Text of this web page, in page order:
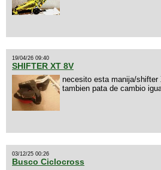
19/04/26 09:40
SHIFTER XT 8V
necesito esta manija/
tambien pata de cambio
03/12/25 00:26
Busco Ciclocross